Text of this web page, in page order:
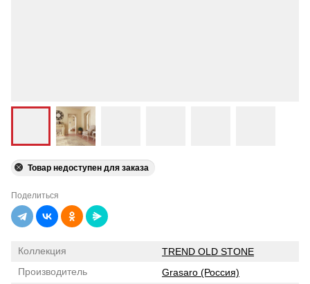
Товар недоступен для заказа
Поделиться
Коллекция
TREND OLD STONE
Производитель
Grasaro (Россия)